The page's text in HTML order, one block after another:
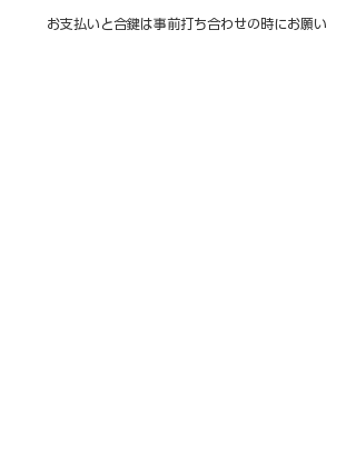
お支払いと合鍵は事前打ち合わせの時にお願い